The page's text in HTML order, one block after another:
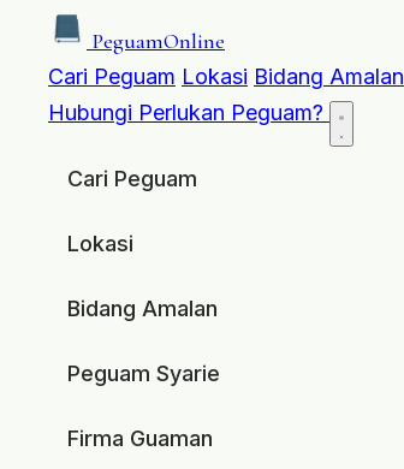
PeguamOnline
Cari Peguam Lokasi Bidang Amalan
Hubungi Perlukan Peguam?
Cari Peguam
Lokasi
Bidang Amalan
Peguam Syarie
Firma Guaman